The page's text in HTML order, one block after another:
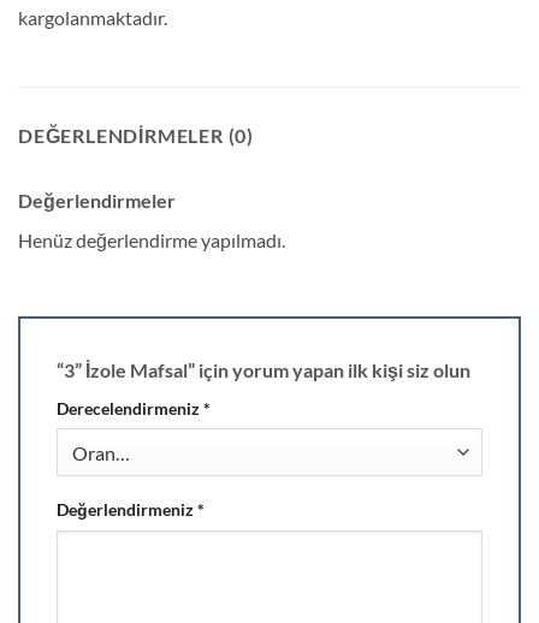
kargolanmaktadır.
DEĞERLENDIRMELER (0)
Değerlendirmeler
Henüz değerlendirme yapılmadı.
“3” İzole Mafsal” için yorum yapan ilk kişi siz olun
Derecelendirmeniz*
Değerlendirmeniz*